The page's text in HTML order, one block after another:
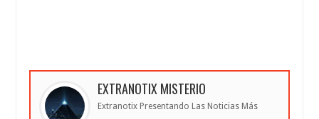
EXTRANOTIX MISTERIO
Extranotix Presentando Las Noticias Más